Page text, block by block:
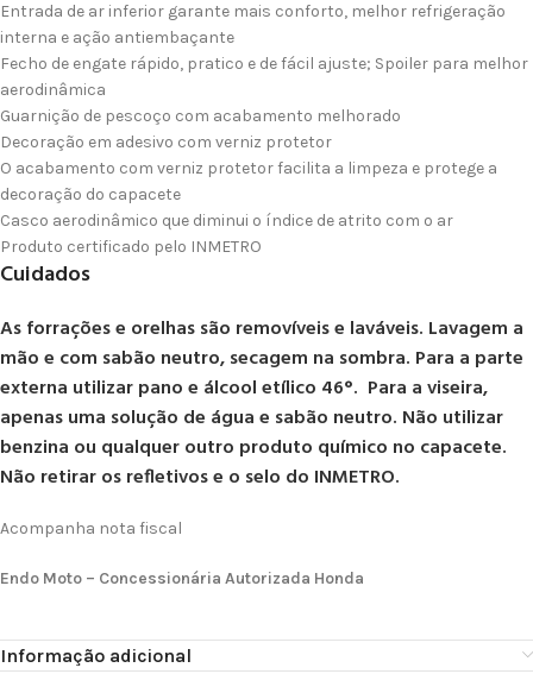
Entrada de ar inferior garante mais conforto, melhor refrigeração
interna e ação antiembaçante
Fecho de engate rápido, pratico e de fácil ajuste; Spoiler para melhor
aerodinâmica
Guarnição de pescoço com acabamento melhorado
Decoração em adesivo com verniz protetor
O acabamento com verniz protetor facilita a limpeza e protege a
decoração do capacete
Casco aerodinâmico que diminui o índice de atrito com o ar
Produto certificado pelo INMETRO
Cuidados
As forrações e orelhas são removíveis e laváveis. Lavagem a
mão e com sabão neutro, secagem na sombra. Para a parte
externa utilizar pano e álcool etílico 46°. Para a viseira,
apenas uma solução de água e sabão neutro. Não utilizar
benzina ou qualquer outro produto químico no capacete.
Não retirar os refletivos e o selo do INMETRO.
Acompanha nota fiscal
Endo Moto – Concessionária Autorizada Honda
Informação adicional